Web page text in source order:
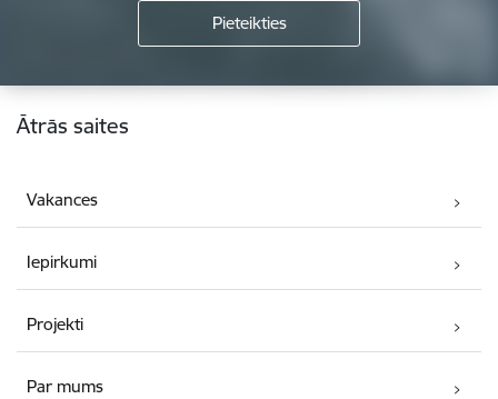
Kājene
Ātrās saites
Vakances
Iepirkumi
Projekti
Par mums